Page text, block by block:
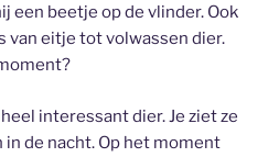
een beetje op de vlinder. Ook
van eitje tot volwassen dier.
interessant dier. Je ziet ze
de nacht. Op het moment